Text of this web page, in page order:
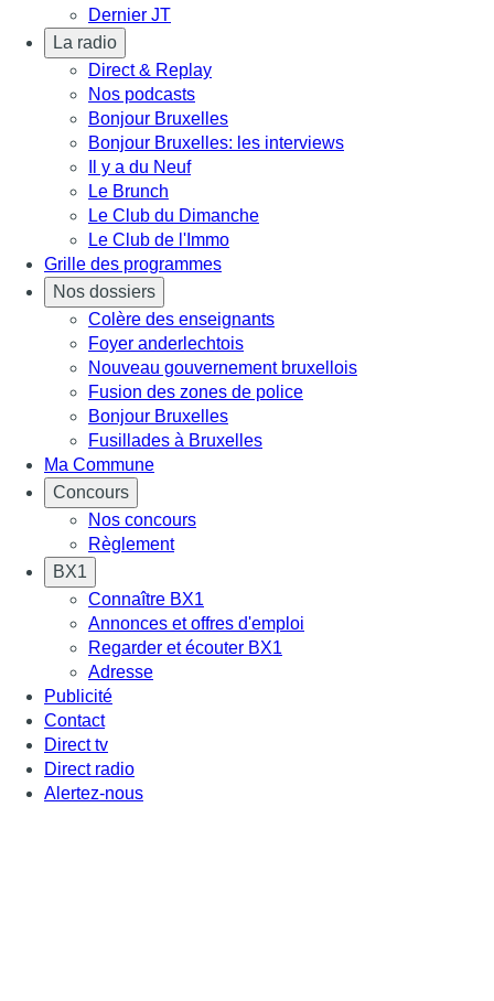
Dernier JT
La radio
Direct & Replay
Nos podcasts
Bonjour Bruxelles
Bonjour Bruxelles: les interviews
Il y a du Neuf
Le Brunch
Le Club du Dimanche
Le Club de l'Immo
Grille des programmes
Nos dossiers
Colère des enseignants
Foyer anderlechtois
Nouveau gouvernement bruxellois
Fusion des zones de police
Bonjour Bruxelles
Fusillades à Bruxelles
Ma Commune
Concours
Nos concours
Règlement
BX1
Connaître BX1
Annonces et offres d'emploi
Regarder et écouter BX1
Adresse
Publicité
Contact
Direct tv
Direct radio
Alertez-nous